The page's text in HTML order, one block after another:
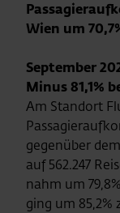
Wien um
September
Minus 81,1%
Am Standort
gegenüber
auf 562.247
nahm um
ging um